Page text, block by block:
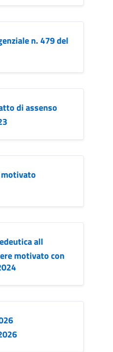
n. 479 del
di assenso
all
motivato con